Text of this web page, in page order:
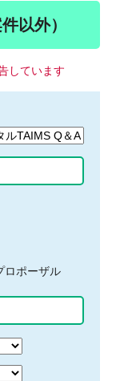
以外）
しています
ロポーザル